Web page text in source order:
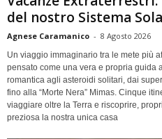
del nostro Sistema
Agnese Caramanico - 8 Agosto 2026
Un viaggio immaginario tra le mete più
pensato come una vera e propria guida
romantica agli asteroidi solitari, dai
fino alla “Morte Nera” Mimas. Cinque
viaggiare oltre la Terra e riscoprire,
preziosa la nostra unica casa